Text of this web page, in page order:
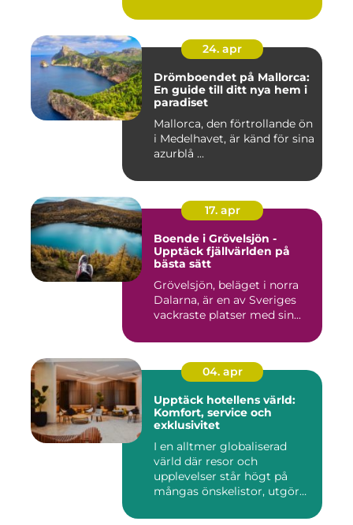
24. apr
Drömboendet på Mallorca:
En guide till ditt nya hem i
paradiset
Mallorca, den förtrollande ön
i Medelhavet, är känd för sina
azurblå ...
17. apr
Boende i Grövelsjön -
Upptäck fjällvärlden på
bästa sätt
Grövelsjön, beläget i norra
Dalarna, är en av Sveriges
vackraste platser med sin...
04. apr
Upptäck hotellens värld:
Komfort, service och
exklusivitet
I en alltmer globaliserad
värld där resor och
upplevelser står högt på
mångas önskelistor, utgör